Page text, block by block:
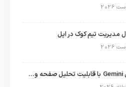
نسخه مک گوگل Gemini با قابلیت تحلیل صفحه و دستورات صوتی در به‌روزرسانی جدید